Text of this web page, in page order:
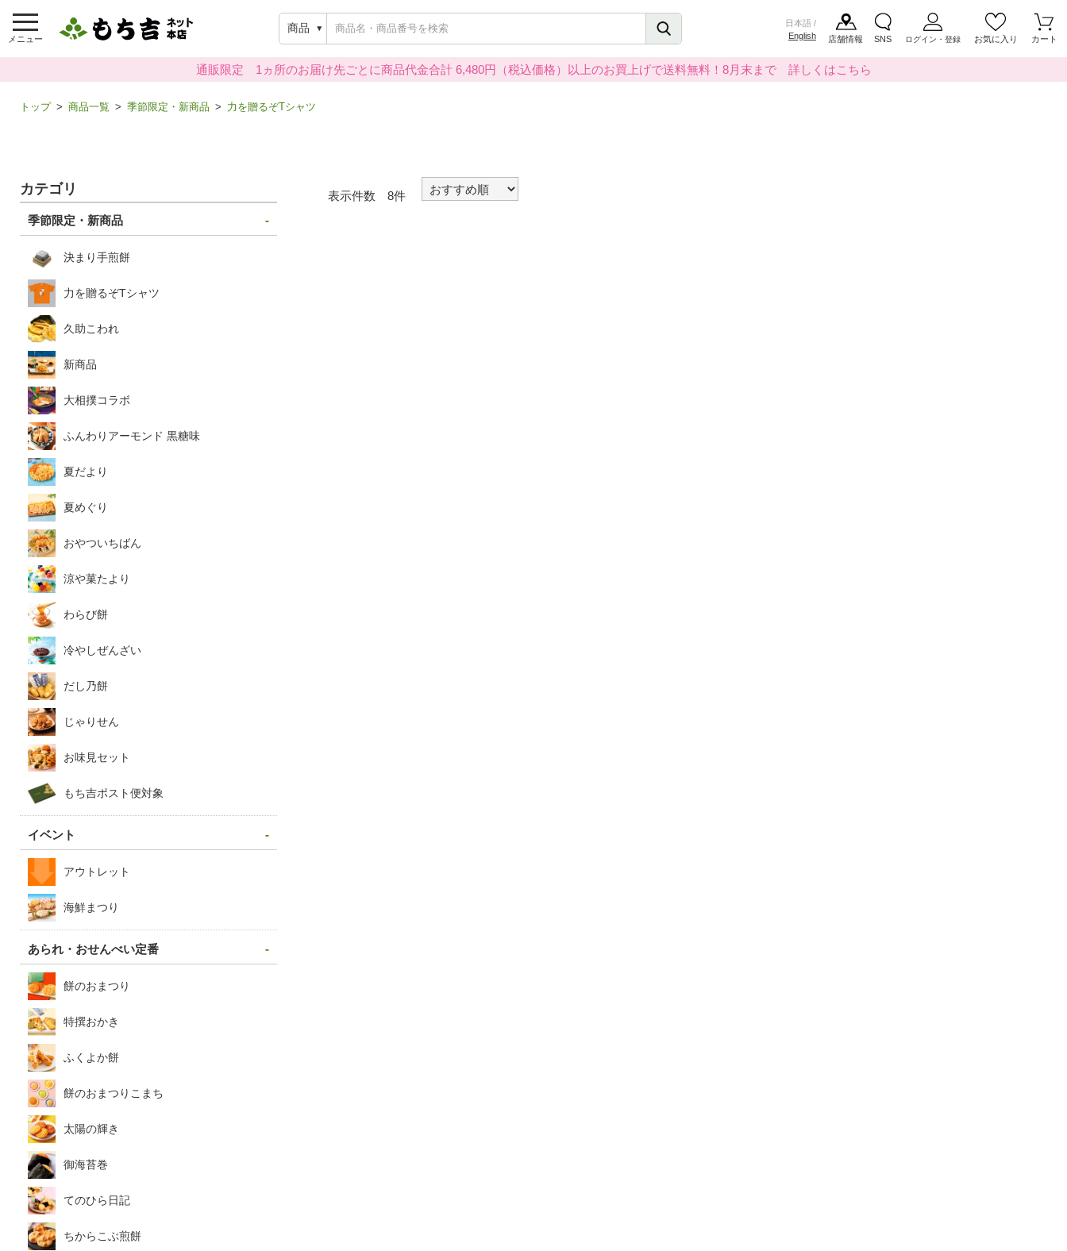
メニュー
商品
日本語 /
English
店舗情報 SNS ログイン・登録 お気に入り カート
通販限定 1ヵ所のお届け先ごとに商品代金合計 6,480円（税込価格）以上のお買上げで送料無料！8月末まで 詳しくはこちら
トップ 商品一覧 季節限定・新商品 力を贈るぞTシャツ
カテゴリ
季節限定・新商品
決まり手煎餅
力を贈るぞTシャツ
久助こわれ
新商品
大相撲コラボ
ふんわりアーモンド 黒糖味
夏だより
夏めぐり
おやついちばん
涼や菓たより
わらび餅
冷やしぜんざい
だし乃餅
じゃりせん
お味見セット
もち吉ポスト便対象
イベント
アウトレット
海鮮まつり
あられ・おせんべい定番
餅のおまつり
特撰おかき
ふくよか餅
餅のおまつりこまち
太陽の輝き
御海苔巻
てのひら日記
ちからこぶ煎餅
表示件数 8件